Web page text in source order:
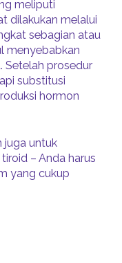
meliputi
dilakukan melalui
sebagian atau
menyebabkan
Setelah prosedur
substitusi
hormon
juga untuk
– Anda harus
yang cukup